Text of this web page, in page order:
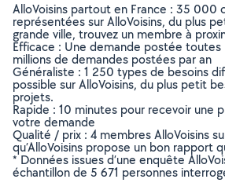
AlloVoisins partout en France : 35 000
représentées sur AlloVoisins, du plus
grande ville, trouvez un membre à
Efficace : Une demande postée toutes
millions de demandes postées par an
Généraliste : 1 250 types de besoins
possible sur AlloVoisins, du plus petit
projets.
Rapide : 10 minutes pour recevoir une
votre demande
Qualité / prix : 4 membres AlloVoisins
qu’AlloVoisins propose un bon rapport
* Données issues d’une enquête
échantillon de 5 671 personnes